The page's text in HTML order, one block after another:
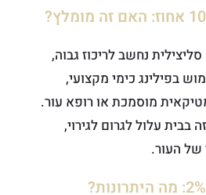
חומצה סליצילית נחשב לריכוז גבוה,
בפילינג כימי מקצועי,
מוסמכת או רופא עור.
בבית עלול לגרום לגירוי,
של העור.